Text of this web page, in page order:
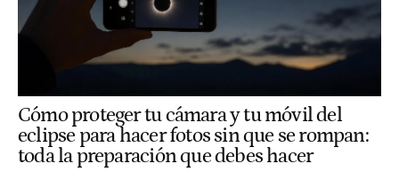
Cómo proteger tu cámara y tu móvil del
eclipse para hacer fotos sin que se rompan:
toda la preparación que debes hacer